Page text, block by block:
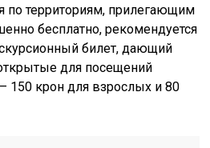
по территориям, прилегающим
бесплатно, рекомендуется
билет, дающий
для посещений
150 крон для взрослых и 80